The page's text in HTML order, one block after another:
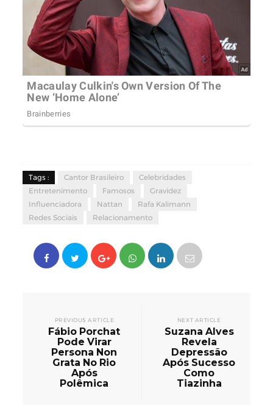
Tags : Cantor Brasileiro
Celebridades
Entretenimento
Famosos
Gravidez
Influenciadora
Nattan
Rafa Kalimann
Redes Sociais
Relacionamento
PREVIOUS ARTICLE
Fábio Porchat
Pode Virar
Persona Non
Grata No Rio
Após
Polêmica
NEXT ARTICLE
Suzana Alves
Revela
Depressão
Após Sucesso
Como
Tiazinha